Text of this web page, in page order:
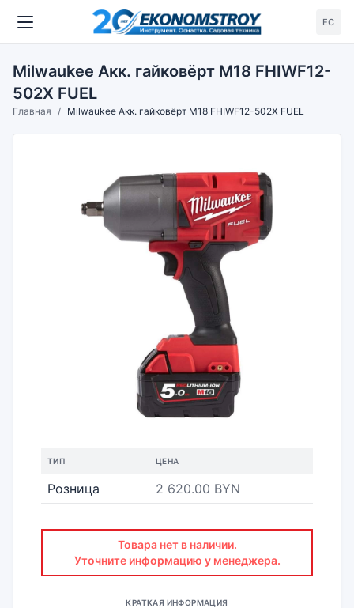
ЕС
Milwaukee Акк. гайковёрт M18 FHIWF12-
502X FUEL
Главная Milwaukee Акк. гайковёрт M18 FHIWF12-502X FUEL
ТИП ЦЕНА
Розница 2 620.00 BYN
Товара нет в наличии.
Уточните информацию у менеджера.
КРАТКАЯ ИНФОРМАЦИЯ